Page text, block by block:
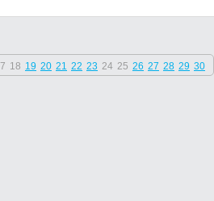
18 19 20 21 22 23 24 25 26 27 28 29 30